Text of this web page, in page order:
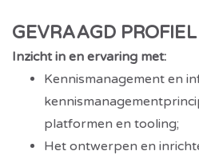
GEVRAAGD PROFIEL
Inzicht in en ervaring met:
Kennismanagement en
platformen en tooling;
Het ontwerpen en